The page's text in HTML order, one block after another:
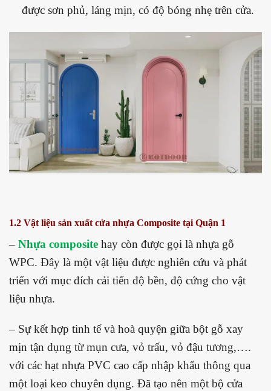
được sơn phủ, láng mịn, có độ bóng nhẹ trên cửa.
1.2 Vật liệu sản xuất cửa nhựa Composite tại Quận 1
– Nhựa composite hay còn được gọi là nhựa gỗ
WPC. Đây là một vật liệu được nghiên cứu và phát
triển với mục đích cải tiến độ bền, độ cứng cho vật
liệu nhựa.
– Sự kết hợp tinh tế và hoà quyện giữa bột gỗ xay
mịn tận dụng từ mụn cưa, vỏ trấu, vỏ đậu tương,….
với các hạt nhựa PVC cao cấp nhập khẩu thông qua
một loại keo chuyên dụng. Đã tạo nên một bộ cửa